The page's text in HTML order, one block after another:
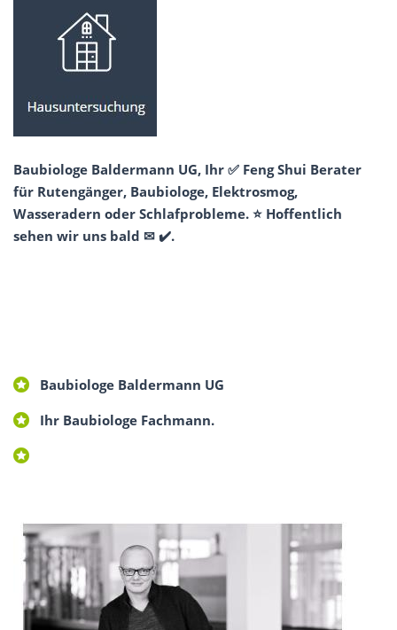
Baubiologe Baldermann UG, Ihr ✅ Feng Shui Berater
für Rutengänger, Baubiologe, Elektrosmog,
Wasseradern oder Schlafprobleme. ⭐ Hoffentlich
sehen wir uns bald ✉ ✔️.
Baubiologe Baldermann UG
Ihr Baubiologe Fachmann.